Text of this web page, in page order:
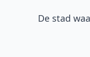
De stad